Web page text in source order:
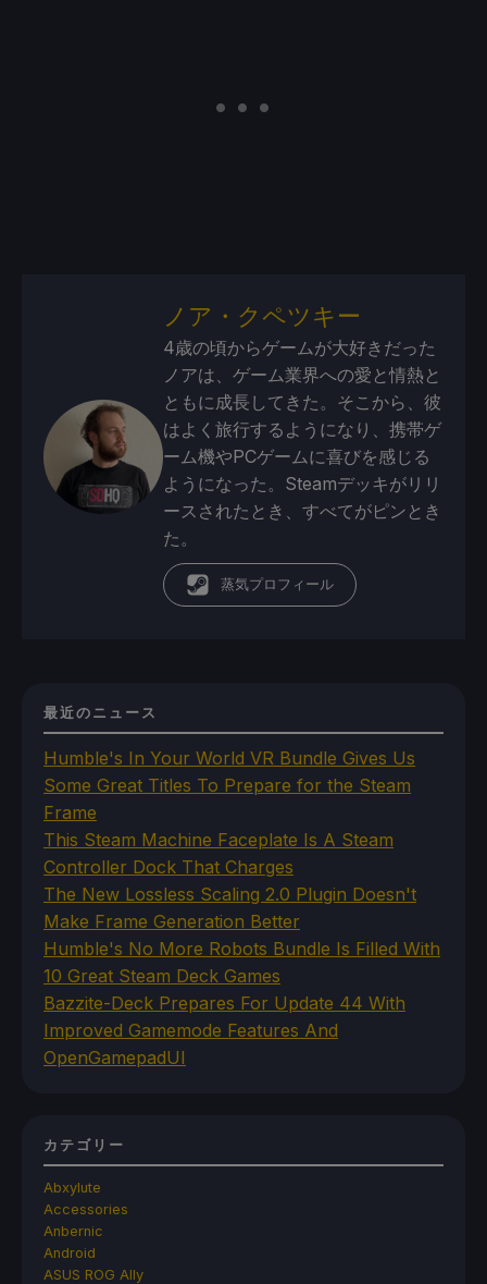
ノア・クペツキー
4歳の頃からゲームが大好きだった
ノアは、ゲーム業界への愛と情熱と
ともに成長してきた。そこから、彼
はよく旅行するようになり、携帯ゲ
ーム機やPCゲームに喜びを感じる
ようになった。Steamデッキがリリ
ースされたとき、すべてがピンとき
た。
蒸気プロフィール
最近のニュース
Humble's In Your World VR Bundle Gives Us
Some Great Titles To Prepare for the Steam
Frame
This Steam Machine Faceplate Is A Steam
Controller Dock That Charges
The New Lossless Scaling 2.0 Plugin Doesn't
Make Frame Generation Better
Humble's No More Robots Bundle Is Filled With
10 Great Steam Deck Games
Bazzite-Deck Prepares For Update 44 With
Improved Gamemode Features And
OpenGamepadUI
カテゴリー
Abxylute
Accessories
Anbernic
Android
ASUS ROG Ally